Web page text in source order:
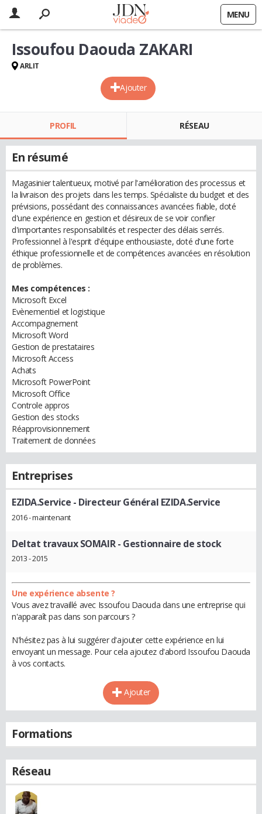
MENU
Ajouter
Issoufou Daouda ZAKARI
ARLIT
PROFIL RÉSEAU
En résumé
Magasinier talentueux, motivé par l'amélioration des processus et
la livraison des projets dans les temps. Spécialiste du budget et des
prévisions, possédant des connaissances avancées fiable, doté
d'une expérience en gestion et désireux de se voir confier
d'importantes responsabilités et respecter des délais serrés.
Professionnel à l'esprit d'équipe enthousiaste, doté d'une forte
éthique professionnelle et de compétences avancées en résolution
de problèmes.
Mes compétences :
Microsoft Excel
Evènementiel et logistique
Accompagnement
Microsoft Word
Gestion de prestataires
Microsoft Access
Achats
Microsoft PowerPoint
Microsoft Office
Controle appros
Gestion des stocks
Réapprovisionnement
Traitement de données
Entreprises
EZIDA.Service - Directeur Général EZIDA.Service
2016 - maintenant
Deltat travaux SOMAIR- Gestionnaire de stock
2013 - 2015
Une expérience absente ?
Vous avez travaillé avec Issoufou Daouda dans une entreprise qui
n'apparaît pas dans son parcours ?
N'hésitez pas à lui suggérer d'ajouter cette expérience en lui
envoyant un message. Pour cela ajoutez d'abord Issoufou Daouda
à vos contacts.
Ajouter
Formations
Réseau